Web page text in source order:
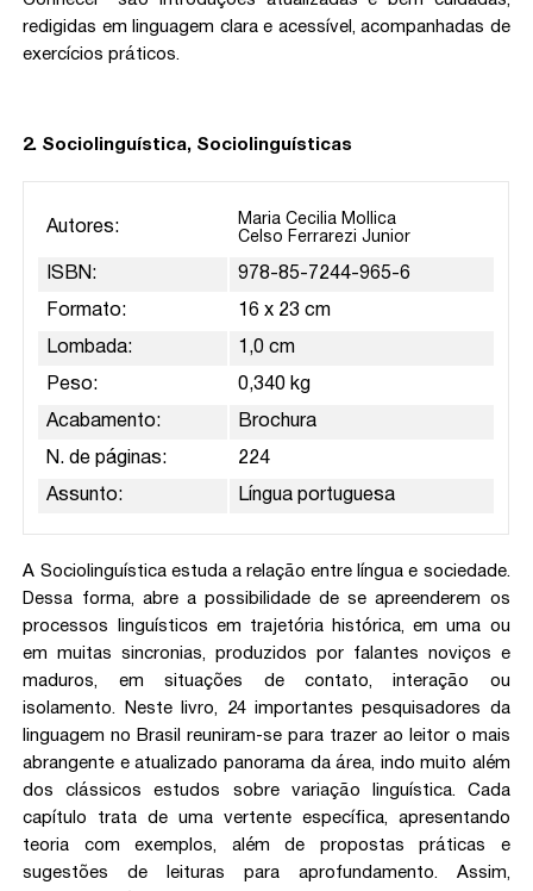
redigidas em linguagem clara e acessível, acompanhadas de
exercícios práticos.
2. Sociolinguística, Sociolinguísticas
Autores:
Maria Cecilia Mollica
Celso Ferrarezi Junior
ISBN: 978-85-7244-965-6
Formato: 16 x 23 cm
Lombada: 1,0 cm
Peso: 0,340 kg
Acabamento: Brochura
N. de páginas: 224
Assunto: Língua portuguesa
A Sociolinguística estuda a relação entre língua e sociedade.
Dessa forma, abre a possibilidade de se apreenderem os
processos linguísticos em trajetória histórica, em uma ou
em muitas sincronias, produzidos por falantes noviços e
maduros, em situações de contato, interação ou
isolamento. Neste livro, 24 importantes pesquisadores da
linguagem no Brasil reuniram-se para trazer ao leitor o mais
abrangente e atualizado panorama da área, indo muito além
dos clássicos estudos sobre variação linguística. Cada
capítulo trata de uma vertente específica, apresentando
teoria com exemplos, além de propostas práticas e
sugestões de leituras para aprofundamento. Assim,